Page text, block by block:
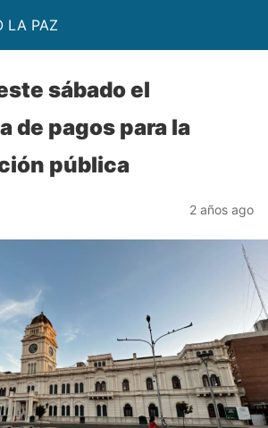
LA PAZ
sábado el
de pagos para la
pública
2 años ago